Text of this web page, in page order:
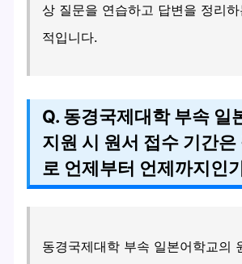
상 질문을 연습하고 답변을 정리
적입니다.
Q. 동경국제대학 부속 일
지원 시 원서 접수 기간
로 언제부터 언제까지인
동경국제대학 부속 일본어학교의